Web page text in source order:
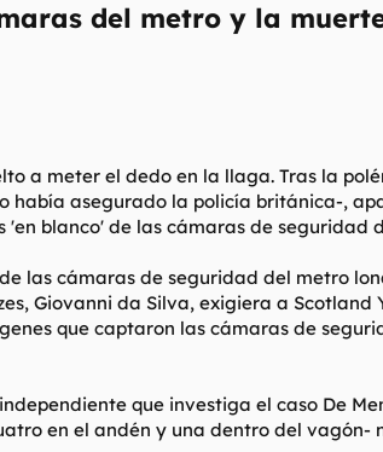
del metro y la
a meter el dedo en la llaga. Tras la
había asegurado la policía británica-,
'en blanco' de las cámaras de seguridad
las cámaras de seguridad del metro
Giovanni da Silva, exigiera a
que captaron las cámaras de
que investiga el caso De
en el andén y una dentro del